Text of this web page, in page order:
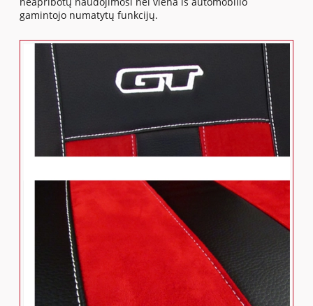
gamintojo numatytų funkcijų.